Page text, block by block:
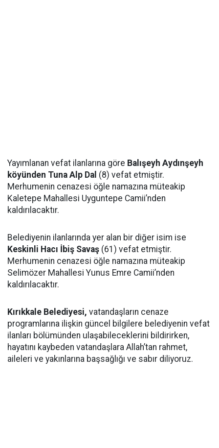
Yayımlanan vefat ilanlarına göre Balışeyh Aydınşeyh
köyünden Tuna Alp Dal (8) vefat etmiştir.
Merhumenin cenazesi öğle namazına müteakip
Kaletepe Mahallesi Uyguntepe Camii’nden
kaldırılacaktır.
Belediyenin ilanlarında yer alan bir diğer isim ise
Keskinli Hacı İbiş Savaş (61) vefat etmiştir.
Merhumenin cenazesi öğle namazına müteakip
Selimözer Mahallesi Yunus Emre Camii’nden
kaldırılacaktır.
Kırıkkale Belediyesi, vatandaşların cenaze
programlarına ilişkin güncel bilgilere belediyenin vefat
ilanları bölümünden ulaşabileceklerini bildirirken,
hayatını kaybeden vatandaşlara Allah’tan rahmet,
aileleri ve yakınlarına başsağlığı ve sabır diliyoruz.